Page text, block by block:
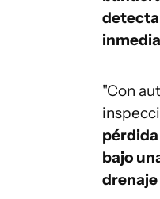
"Con
bajo